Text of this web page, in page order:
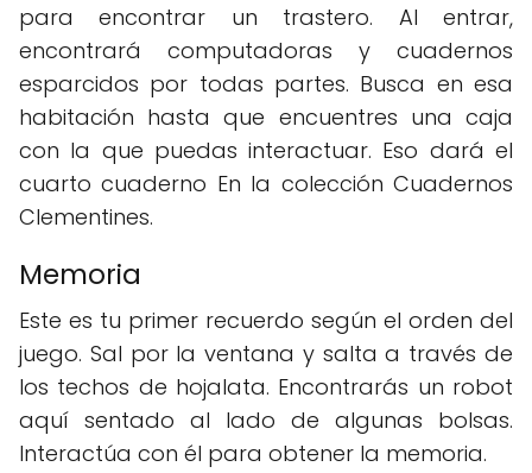
para encontrar un trastero. Al entrar,
encontrará computadoras y cuadernos
esparcidos por todas partes. Busca en esa
habitación hasta que encuentres una caja
con la que puedas interactuar. Eso dará el
cuarto cuaderno En la colección Cuadernos
Clementines.
Memoria
Este es tu primer recuerdo según el orden del
juego. Sal por la ventana y salta a través de
los techos de hojalata. Encontrarás un robot
aquí sentado al lado de algunas bolsas.
Interactúa con él para obtener la memoria.